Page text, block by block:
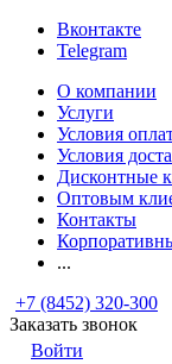
Вконтакте
Telegram
О компании
Услуги
Условия
Условия
Дисконтные
Оптовым
Контакты
...
+7 (8452) 320-300
Заказать звонок
Войти